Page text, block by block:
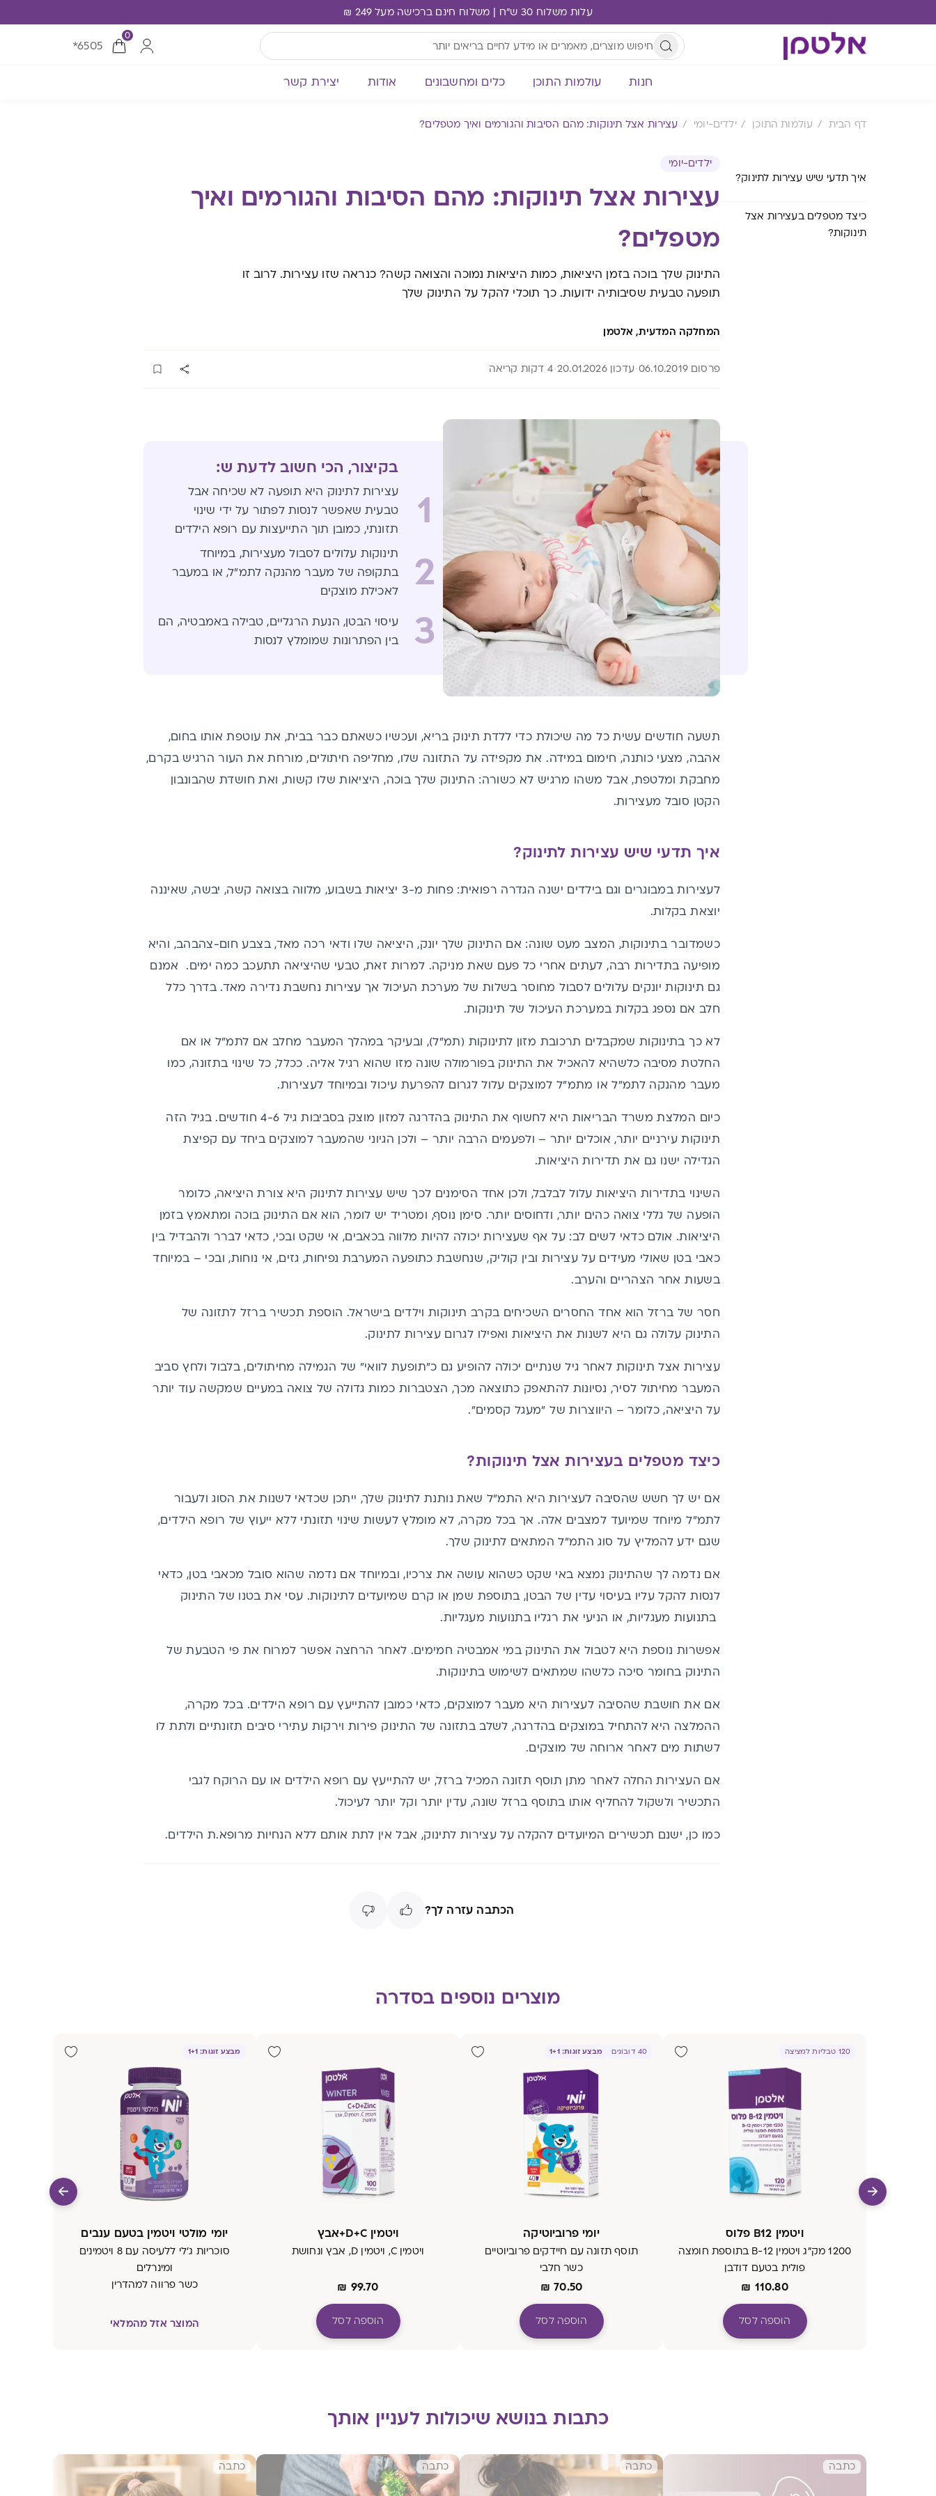
עלות משלוח 30 ש"ח | משלוח חינם ברכישה מעל 249 ₪
0
*6505
חנות עולמות התוכן כלים ומחשבונים אודות יצירת קשר
דף הבית עולמות התוכן ילדים-יומי עצירות אצל תינוקות: מהם הסיבות והגורמים ואיך מטפלים?
איך תדעי שיש עצירות לתינוק?
כיצד מטפלים בעצירות אצל
תינוקות?
ילדים-יומי
עצירות אצל תינוקות: מהם הסיבות והגורמים ואיך
מטפלים?
התינוק שלך בוכה בזמן היציאות, כמות היציאות נמוכה והצואה קשה? כנראה שזו עצירות. לרוב זו
תופעה טבעית שסיבותיה ידועות. כך תוכלי להקל על התינוק שלך
המחלקה המדעית, אלטמן
פרסום 06.10.2019 עדכון 20.01.2026 4 דקות קריאה
בקיצור, הכי חשוב לדעת ש:
1
עצירות לתינוק היא תופעה לא שכיחה אבל
טבעית שאפשר לנסות לפתור על ידי שינוי
תזונתי, כמובן תוך התייעצות עם רופא הילדים
2
תינוקות עלולים לסבול מעצירות, במיוחד
בתקופה של מעבר מהנקה לתמ"ל, או במעבר
לאכילת מוצקים
3
עיסוי הבטן, הנעת הרגליים, טבילה באמבטיה, הם
בין הפתרונות שמומלץ לנסות
תשעה חודשים עשית כל מה שיכולת כדי ללדת תינוק בריא, ועכשיו כשאתם כבר בבית, את עוטפת אותו בחום,
אהבה, מצעי כותנה, חימום במידה. את מקפידה על התזונה שלו, מחליפה חיתולים, מורחת את העור הרגיש בקרם,
מחבקת ומלטפת, אבל משהו מרגיש לא כשורה: התינוק שלך בוכה, היציאות שלו קשות, ואת חושדת שהבונבון
הקטן סובל מעצירות.
איך תדעי שיש עצירות לתינוק?
לעצירות במבוגרים
וגם בילדים ישנה הגדרה רפואית: פחות מ-3 יציאות בשבוע, מלווה בצואה קשה, יבשה, שאיננה
יוצאת בקלות.
כשמדובר בתינוקות, המצב מעט שונה: אם התינוק שלך יונק, היציאה שלו ודאי רכה מאד, בצבע חום-צהבהב, והיא
מופיעה בתדירות רבה, לעתים אחרי כל פעם שאת מניקה. למרות זאת, טבעי שהיציאה תתעכב כמה ימים. אמנם
גם תינוקות יונקים עלולים לסבול מחוסר בשלות של מערכת העיכול אך עצירות נחשבת נדירה מאד. בדרך כלל
חלב אם נספג בקלות במערכת העיכול של תינוקות.
לא כך בתינוקות שמקבלים תרכובת מזון לתינוקות (תמ"ל), ובעיקר במהלך המעבר מחלב אם לתמ"ל או אם
החלטת מסיבה כלשהיא להאכיל את התינוק בפורמולה שונה מזו שהוא רגיל אליה. ככלל, כל שינוי בתזונה, כמו
מעבר מהנקה לתמ"ל או מתמ"ל למוצקים עלול לגרום להפרעת עיכול ובמיוחד לעצירות.
כיום המלצת משרד הבריאות היא לחשוף את התינוק בהדרגה למזון מוצק בסביבות גיל 4-6 חודשים. בגיל הזה
תינוקות עירניים יותר, אוכלים יותר – ולפעמים הרבה יותר – ולכן הגיוני שהמעבר למוצקים ביחד עם קפיצת
הגדילה ישנו גם את תדירות היציאות.
השינוי בתדירות היציאות עלול לבלבל, ולכן אחד הסימנים לכך שיש עצירות לתינוק היא צורת היציאה, כלומר
הופעה של גללי צואה כהים יותר, ודחוסים יותר. סימן נוסף, ומטריד יש לומר, הוא אם התינוק בוכה ומתאמץ בזמן
היציאות. אולם כדאי לשים לב: על אף שעצירות יכולה להיות מלווה בכאבים, אי שקט ובכי, כדאי לברר ולהבדיל בין
כאבי בטן שאולי מעידים על עצירות ובין קוליק, שנחשבת כתופעה המערבת נפיחות, גזים, אי נוחות, ובכי – במיוחד
בשעות אחר הצהריים והערב.
חסר של ברזל הוא אחד החסרים השכיחים בקרב תינוקות וילדים בישראל. הוספת תכשיר ברזל לתזונה של
התינוק עלולה גם היא לשנות את היציאות ואפילו לגרום עצירות לתינוק.
עצירות אצל תינוקות לאחר גיל שנתיים יכולה להופיע גם כ"תופעת לוואי" של הגמילה מחיתולים, בלבול ולחץ סביב
המעבר מחיתול לסיר, נסיונות להתאפק כתוצאה מכך, הצטברות כמות גדולה של צואה במעיים שמקשה עוד יותר
על היציאה, כלומר – היווצרות של "מעגל קסמים".
כיצד מטפלים בעצירות אצל תינוקות?
אם יש לך חשש שהסיבה לעצירות היא התמ"ל שאת נותנת לתינוק שלך, ייתכן שכדאי לשנות את הסוג ולעבור
לתמ"ל מיוחד שמיועד למצבים אלה. אך בכל מקרה, לא מומלץ לעשות שינוי תזונתי ללא ייעוץ של רופא הילדים,
שגם ידע להמליץ על סוג התמ"ל המתאים לתינוק שלך.
אם נדמה לך שהתינוק נמצא באי שקט כשהוא עושה את צרכיו, ובמיוחד אם נדמה שהוא סובל מכאבי בטן, כדאי
לנסות להקל עליו בעיסוי עדין של הבטן, בתוספת שמן או קרם שמיועדים לתינוקות. עסי את בטנו של התינוק
בתנועות מעגליות, או הניעי את רגליו בתנועות מעגליות.
אפשרות נוספת היא לטבול את התינוק במי אמבטיה חמימים. לאחר הרחצה אפשר למרוח את פי הטבעת של
התינוק בחומר סיכה כלשהו שמתאים לשימוש בתינוקות.
אם את חושבת שהסיבה לעצירות היא מעבר למוצקים, כדאי כמובן להתייעץ עם רופא הילדים. בכל מקרה,
ההמלצה היא להתחיל במוצקים בהדרגה, לשלב בתזונה של התינוק פירות וירקות עתירי סיבים תזונתיים ולתת לו
לשתות מים לאחר ארוחה של מוצקים.
אם העצירות החלה לאחר מתן תוסף תזונה המכיל ברזל, יש להתייעץ עם רופא הילדים או עם הרוקח לגבי
התכשיר ולשקול להחליף אותו בתוסף ברזל שונה, עדין יותר וקל יותר לעיכול.
כמו כן, ישנם תכשירים המיועדים להקלה על עצירות לתינוק, אבל אין לתת אותם ללא הנחיות מרופא.ת הילדים.
הכתבה עזרה לך?
מוצרים נוספים בסדרה
120 טבליות למציצה
ויטמין B12 פלוס
1200 מק"ג ויטמין B-12 בתוספת חומצה
פולית בטעם דודבן
₪ 110.80
הוספה לסל
40 דובונים מבצע זוגות: 1+1
יומי פרוביוטיקה
תוסף תזונה עם חיידקים פרוביוטיים
כשר חלבי
₪ 70.50
הוספה לסל
ויטמין D+C+אבץ
ויטמין C, ויטמין D, אבץ ונחושת
₪ 99.70
הוספה לסל
מבצע זוגות: 1+1
יומי מולטי ויטמין בטעם ענבים
סוכריות ג'לי ללעיסה עם 8 ויטמינים
ומינרלים
כשר פרווה למהדרין
המוצר אזל מהמלאי
כתבות בנושא שיכולות לעניין אותך
כתבה כתבה כתבה כתבה